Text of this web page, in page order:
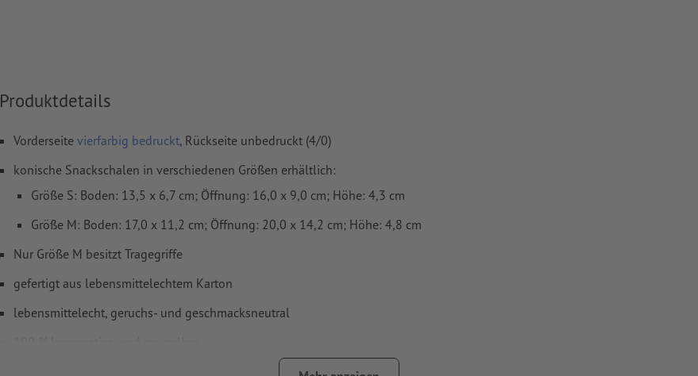
Rechtschreib- und Satzfehler
Inhalte von Formularfeldern werden mitgedruckt
Wie lege ich Druckdaten richtig an?
Produktdetails
Vorderseite vierfarbig bedruckt, Rückseite unbedruckt (4/0)
konische Snackschalen in verschiedenen Größen erhältlich:
Größe S: Boden: 13,5 x 6,7 cm; Öffnung: 16,0 x 9,0 cm; Höhe: 4,3 cm
Größe M: Boden: 17,0 x 11,2 cm; Öffnung: 20,0 x 14,2 cm; Höhe: 4,8 cm
Nur Größe M besitzt Tragegriffe
gefertigt aus lebensmittelechtem Karton
lebensmittelecht, geruchs- und geschmacksneutral
durch eine pflanzliche Barriere-Schicht ist das Material weniger durchlässig; es weicht nicht so schnell auf und ist daher